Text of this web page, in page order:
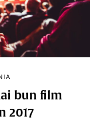
bun film
2017